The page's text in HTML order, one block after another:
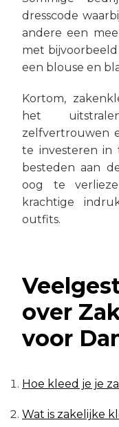
dresscode
andere een
met
een blouse en
Kortom,
het
zelfvertrouwen
te investeren in
besteden aan
oog te
krachtige
outfits.
over
voor
Hoe kleed je je
Wat is zakelijke